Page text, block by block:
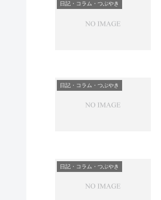
日記・コラム・つぶやき
日記・コラム・つぶやき
日記・コラム・つぶやき